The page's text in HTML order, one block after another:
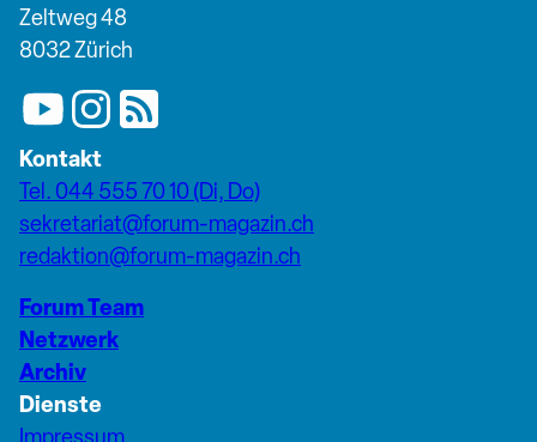
Zeltweg 48
8032 Zürich
Kontakt
Tel. 044 555 70 10 (Di, Do)
sekretariat@forum-magazin.ch
redaktion@forum-magazin.ch
Forum Team
Netzwerk
Archiv
Dienste